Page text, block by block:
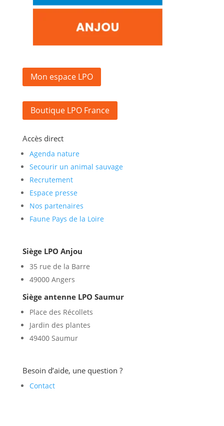
Mon espace LPO
Boutique LPO France
Accès direct
Agenda nature
Secourir un animal sauvage
Recrutement
Espace presse
Nos partenaires
Faune Pays de la Loire
Siège LPO Anjou
35 rue de la Barre
49000 Angers
Siège antenne LPO Saumur
Place des Récollets
Jardin des plantes
49400 Saumur
Besoin d’aide, une question ?
Contact